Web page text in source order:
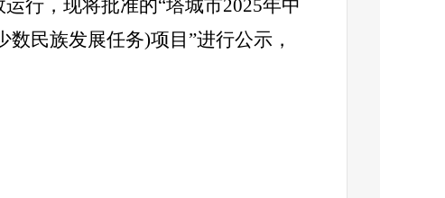
行，现将批准的“塔城市2025年中
数民族发展任务)项目”进行公示，